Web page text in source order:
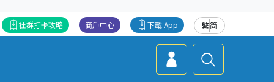
繁简
下載 App
商戶中心
社群打卡攻略